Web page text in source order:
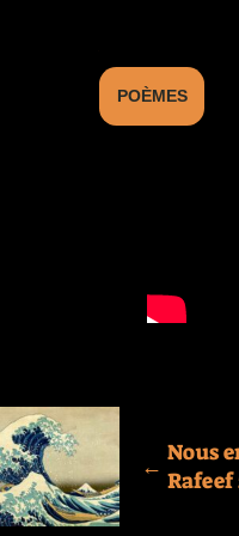
POÈMES
← Nous